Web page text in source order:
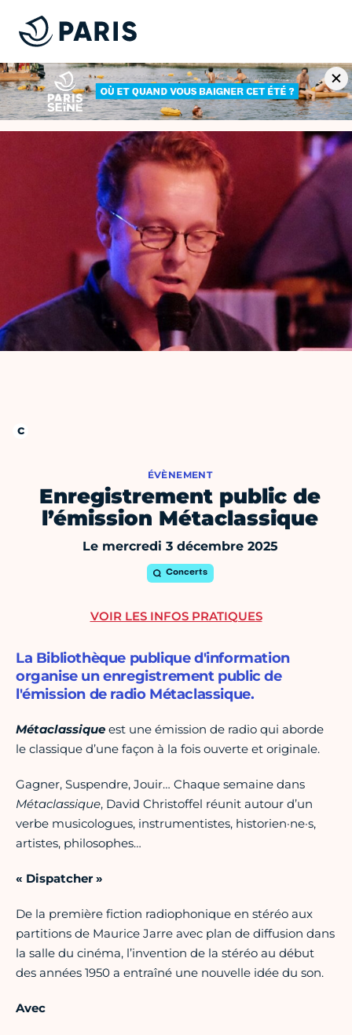
ÉVÈNEMENT
Enregistrement public de
l’émission Métaclassique
Le mercredi 3 décembre 2025
Concerts
La Bibliothèque publique d'information
organise un enregistrement public de
l'émission de radio Métaclassique.
Métaclassique est une émission de radio qui aborde
le classique d’une façon à la fois ouverte et originale.
Gagner, Suspendre, Jouir… Chaque semaine dans
Métaclassique, David Christoffel réunit autour d’un
verbe musicologues, instrumentistes, historien·ne·s,
artistes, philosophes…
« Dispatcher »
De la première fiction radiophonique en stéréo aux
partitions de Maurice Jarre avec plan de diffusion dans
la salle du cinéma, l’invention de la stéréo au début
des années 1950 a entraîné une nouvelle idée du son.
Avec
VOIR LES INFOS PRATIQUES